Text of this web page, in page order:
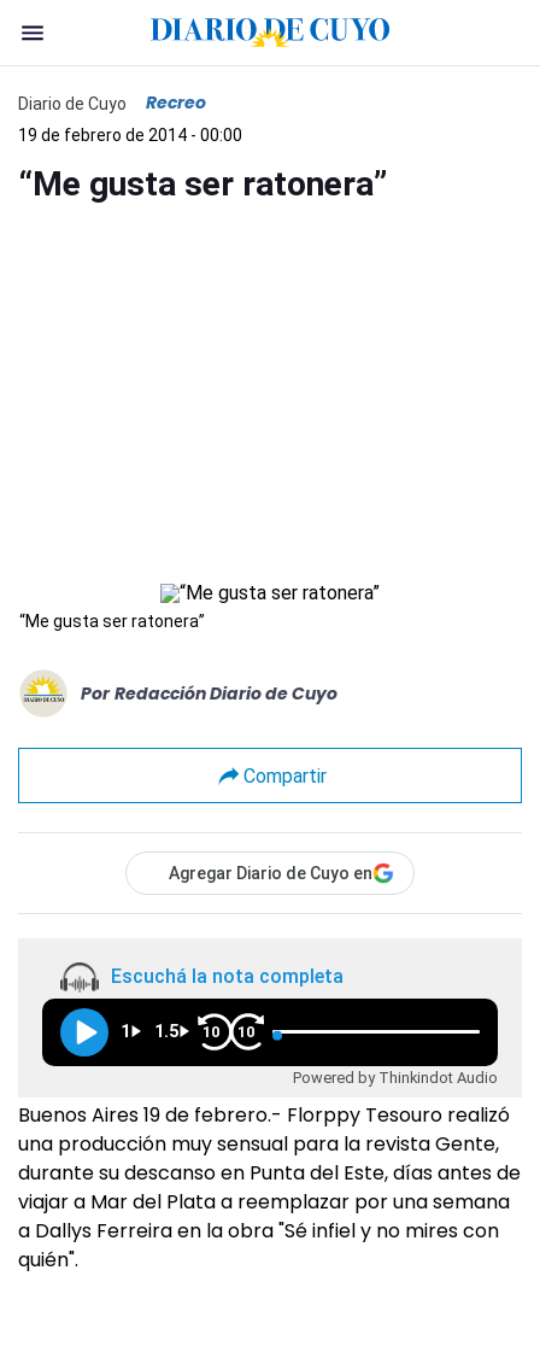
Diario de Cuyo Recreo
19 de febrero de 2014 - 00:00
“Me gusta ser ratonera”
“Me gusta ser ratonera”
Por Redacción Diario de Cuyo
Compartir
Agregar Diario de Cuyo en
Escuchá la nota completa
1 1.5 10 10
Powered by Thinkindot Audio
Buenos Aires 19 de febrero.- Florppy Tesouro realizó
una producción muy sensual para la revista Gente,
durante su descanso en Punta del Este, días antes de
viajar a Mar del Plata a reemplazar por una semana
a Dallys Ferreira en la obra "Sé infiel y no mires con
quién".